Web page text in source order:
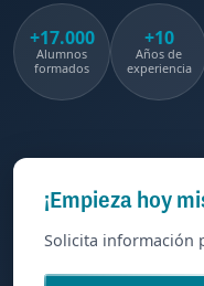
+17.000
Alumnos
formados
+10
Años de
experiencia
¡Empieza hoy
Solicita información